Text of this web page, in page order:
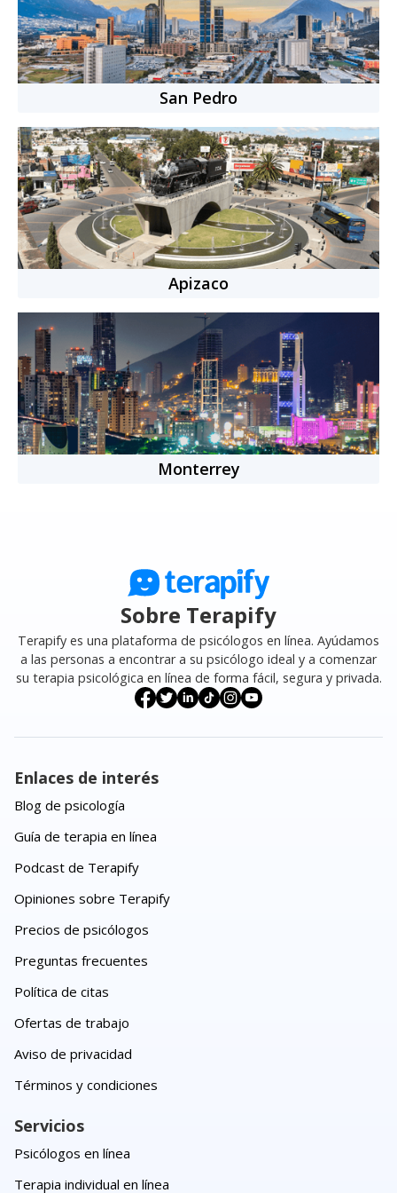
Cita individual-50min. $769.00 MXN
San Pedro
Apizaco
Monterrey
Sobre Terapify
Terapify es una plataforma de psicólogos en línea. Ayúdamos
a las personas a encontrar a su psicólogo ideal y a comenzar
su terapia psicológica en línea de forma fácil, segura y privada.
Enlaces de interés
Blog de psicología
Guía de terapia en línea
Podcast de Terapify
Opiniones sobre Terapify
Precios de psicólogos
Preguntas frecuentes
Política de citas
Ofertas de trabajo
Aviso de privacidad
Términos y condiciones
Servicios
Psicólogos en línea
Terapia individual en línea